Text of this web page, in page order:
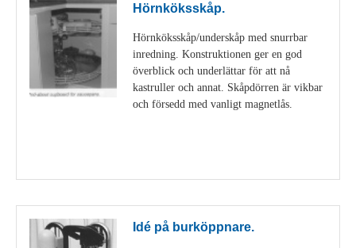
Hörnköksskåp.
Hörnköksskåp/underskåp med snurrbar
inredning. Konstruktionen ger en god
överblick och underlättar för att nå
kastruller och annat. Skåpdörren är vikbar
och försedd med vanligt magnetlås.
Idé på burköppnare.